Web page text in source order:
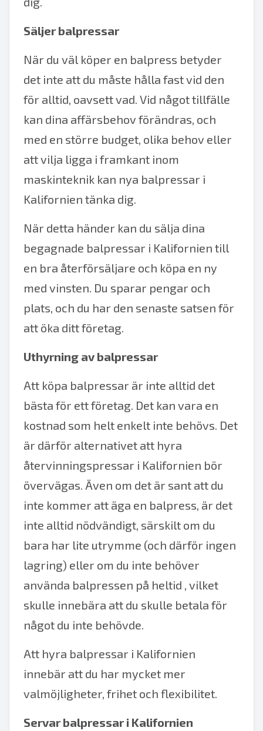
Säljer balpressar
När du väl köper en balpress betyder
det inte att du måste hålla fast vid den
för alltid, oavsett vad. Vid något tillfälle
kan dina affärsbehov förändras, och
med en större budget, olika behov eller
att vilja ligga i framkant inom
maskinteknik kan nya balpressar i
Kalifornien tänka dig.
När detta händer kan du sälja dina
begagnade balpressar i Kalifornien till
en bra återförsäljare och köpa en ny
med vinsten. Du sparar pengar och
plats, och du har den senaste satsen för
att öka ditt företag.
Uthyrning av balpressar
Att köpa balpressar är inte alltid det
bästa för ett företag. Det kan vara en
kostnad som helt enkelt inte behövs. Det
är därför alternativet att hyra
återvinningspressar i Kalifornien bör
övervägas. Även om det är sant att du
inte kommer att äga en balpress, är det
inte alltid nödvändigt, särskilt om du
bara har lite utrymme (och därför ingen
lagring) eller om du inte behöver
använda balpressen på heltid , vilket
skulle innebära att du skulle betala för
något du inte behövde.
Att hyra balpressar i Kalifornien
innebär att du har mycket mer
valmöjligheter, frihet och flexibilitet.
Servar balpressar i Kalifornien